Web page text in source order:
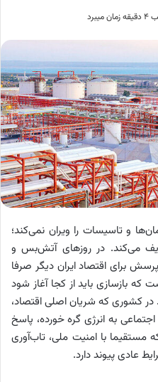
و تاسیسات را ویران نمی‌کند؛
می‌کند. در روزهای آتش‌بس و
برای اقتصاد ایران دیگر صرفا
بازسازی باید از کجا آغاز شود
در کشوری که شریان اصلی اقتصاد،
به انرژی گره خورده، پاسخ
با امنیت ملی، تاب‌آوری
عادی پیوند دارد.